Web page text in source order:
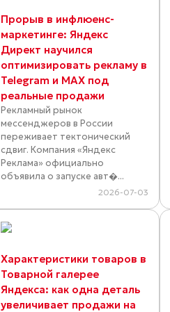
Прорыв в инфлюенс-
маркетинге: Яндекс
Директ научился
оптимизировать рекламу в
Telegram и MAX под
реальные продажи
Рекламный рынок
мессенджеров в России
переживает тектонический
сдвиг. Компания «Яндекс
Реклама» официально
объявила о запуске авт�...
2026-07-03
Характеристики товаров в
Товарной галерее
Яндекса: как одна деталь
увеличивает продажи на